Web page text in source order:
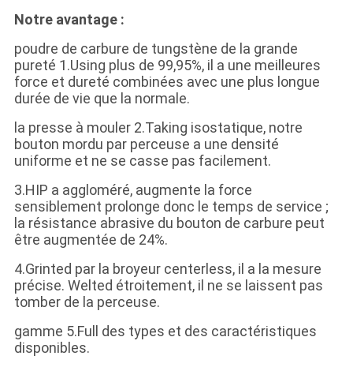
Notre avantage :
poudre de carbure de tungstène de la grande
pureté 1.Using plus de 99,95%, il a une meilleures
force et dureté combinées avec une plus longue
durée de vie que la normale.
la presse à mouler 2.Taking isostatique, notre
bouton mordu par perceuse a une densité
uniforme et ne se casse pas facilement.
3.HIP a aggloméré, augmente la force
sensiblement prolonge donc le temps de service ;
la résistance abrasive du bouton de carbure peut
être augmentée de 24%.
4.Grinted par la broyeur centerless, il a la mesure
précise. Welted étroitement, il ne se laissent pas
tomber de la perceuse.
gamme 5.Full des types et des caractéristiques
disponibles.